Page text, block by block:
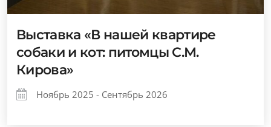
Выставка «В нашей квартире
собаки и кот: питомцы С.М.
Кирова»
Ноябрь 2025 - Сентябрь 2026